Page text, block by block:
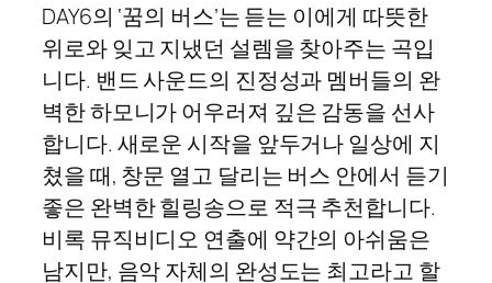
DAY6의 ‘꿈의 버스’는 듣는 이에게 따뜻한
위로와 잊고 지냈던 설렘을 찾아주는 곡입
니다. 밴드 사운드의 진정성과 멤버들의 완
벽한 하모니가 어우러져 깊은 감동을 선사
합니다. 새로운 시작을 앞두거나 일상에 지
쳤을 때, 창문 열고 달리는 버스 안에서 듣기
좋은 완벽한 힐링송으로 적극 추천합니다.
비록 뮤직비디오 연출에 약간의 아쉬움은
남지만, 음악 자체의 완성도는 최고라고 할